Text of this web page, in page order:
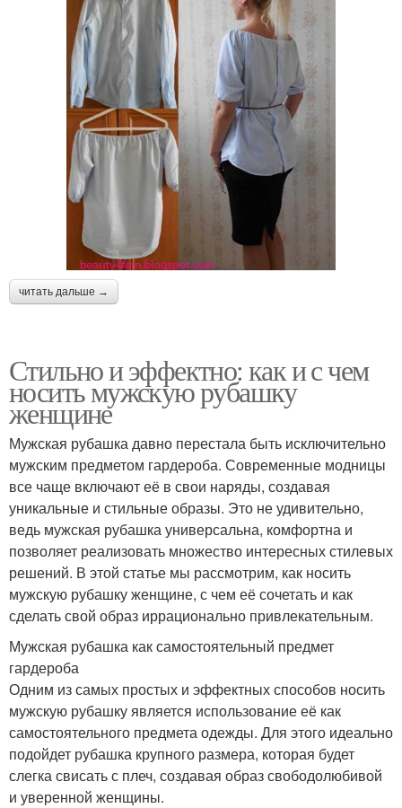
читать дальше →
Стильно и эффектно: как и с чем
носить мужскую рубашку
женщине
Мужская рубашка давно перестала быть исключительно
мужским предметом гардероба. Современные модницы
все чаще включают её в свои наряды, создавая
уникальные и стильные образы. Это не удивительно,
ведь мужская рубашка универсальна, комфортна и
позволяет реализовать множество интересных стилевых
решений. В этой статье мы рассмотрим, как носить
мужскую рубашку женщине, с чем её сочетать и как
сделать свой образ иррационально привлекательным.
Мужская рубашка как самостоятельный предмет
гардероба
Одним из самых простых и эффектных способов носить
мужскую рубашку является использование её как
самостоятельного предмета одежды. Для этого идеально
подойдет рубашка крупного размера, которая будет
слегка свисать с плеч, создавая образ свободолюбивой
и уверенной женщины.